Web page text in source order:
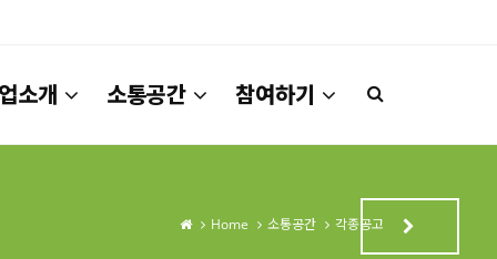
소개 소통공간 참여하기
Home 소통공간 각종공고